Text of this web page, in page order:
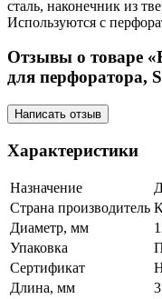
сталь, наконечник из
Используются с
Отзывы о товаре
для перфоратора,
Написать отзыв
Характеристики
Назначение
Страна производитель
Диаметр, мм
Упаковка
Сертификат
Длина, мм